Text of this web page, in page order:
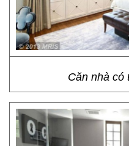
Căn nhà có